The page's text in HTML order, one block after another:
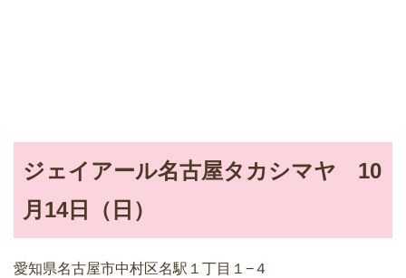
ジェイアール名古屋タカシマヤ 10
月14日（日）
愛知県名古屋市中村区名駅１丁目１−４